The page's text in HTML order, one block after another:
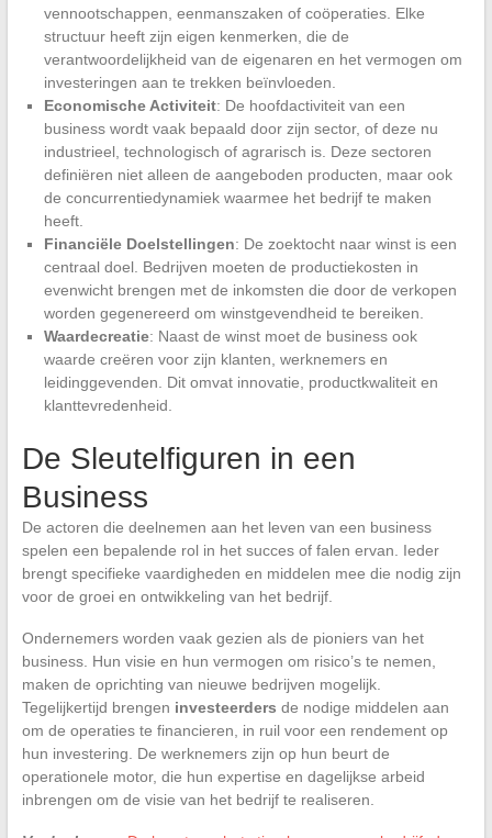
vennootschappen, eenmanszaken of coöperaties. Elke
structuur heeft zijn eigen kenmerken, die de
verantwoordelijkheid van de eigenaren en het vermogen om
investeringen aan te trekken beïnvloeden.
Economische Activiteit: De hoofdactiviteit van een
business wordt vaak bepaald door zijn sector, of deze nu
industrieel, technologisch of agrarisch is. Deze sectoren
definiëren niet alleen de aangeboden producten, maar ook
de concurrentiedynamiek waarmee het bedrijf te maken
heeft.
Financiële Doelstellingen: De zoektocht naar winst is een
centraal doel. Bedrijven moeten de productiekosten in
evenwicht brengen met de inkomsten die door de verkopen
worden gegenereerd om winstgevendheid te bereiken.
Waardecreatie: Naast de winst moet de business ook
waarde creëren voor zijn klanten, werknemers en
leidinggevenden. Dit omvat innovatie, productkwaliteit en
klanttevredenheid.
De Sleutelfiguren in een
Business
De actoren die deelnemen aan het leven van een business
spelen een bepalende rol in het succes of falen ervan. Ieder
brengt specifieke vaardigheden en middelen mee die nodig zijn
voor de groei en ontwikkeling van het bedrijf.
Ondernemers worden vaak gezien als de pioniers van het
business. Hun visie en hun vermogen om risico’s te nemen,
maken de oprichting van nieuwe bedrijven mogelijk.
Tegelijkertijd brengen investeerders de nodige middelen aan
om de operaties te financieren, in ruil voor een rendement op
hun investering. De werknemers zijn op hun beurt de
operationele motor, die hun expertise en dagelijkse arbeid
inbrengen om de visie van het bedrijf te realiseren.